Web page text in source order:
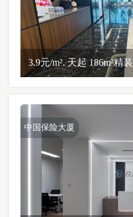
3.9元/m². 天起 186m²精装
中国保险大厦